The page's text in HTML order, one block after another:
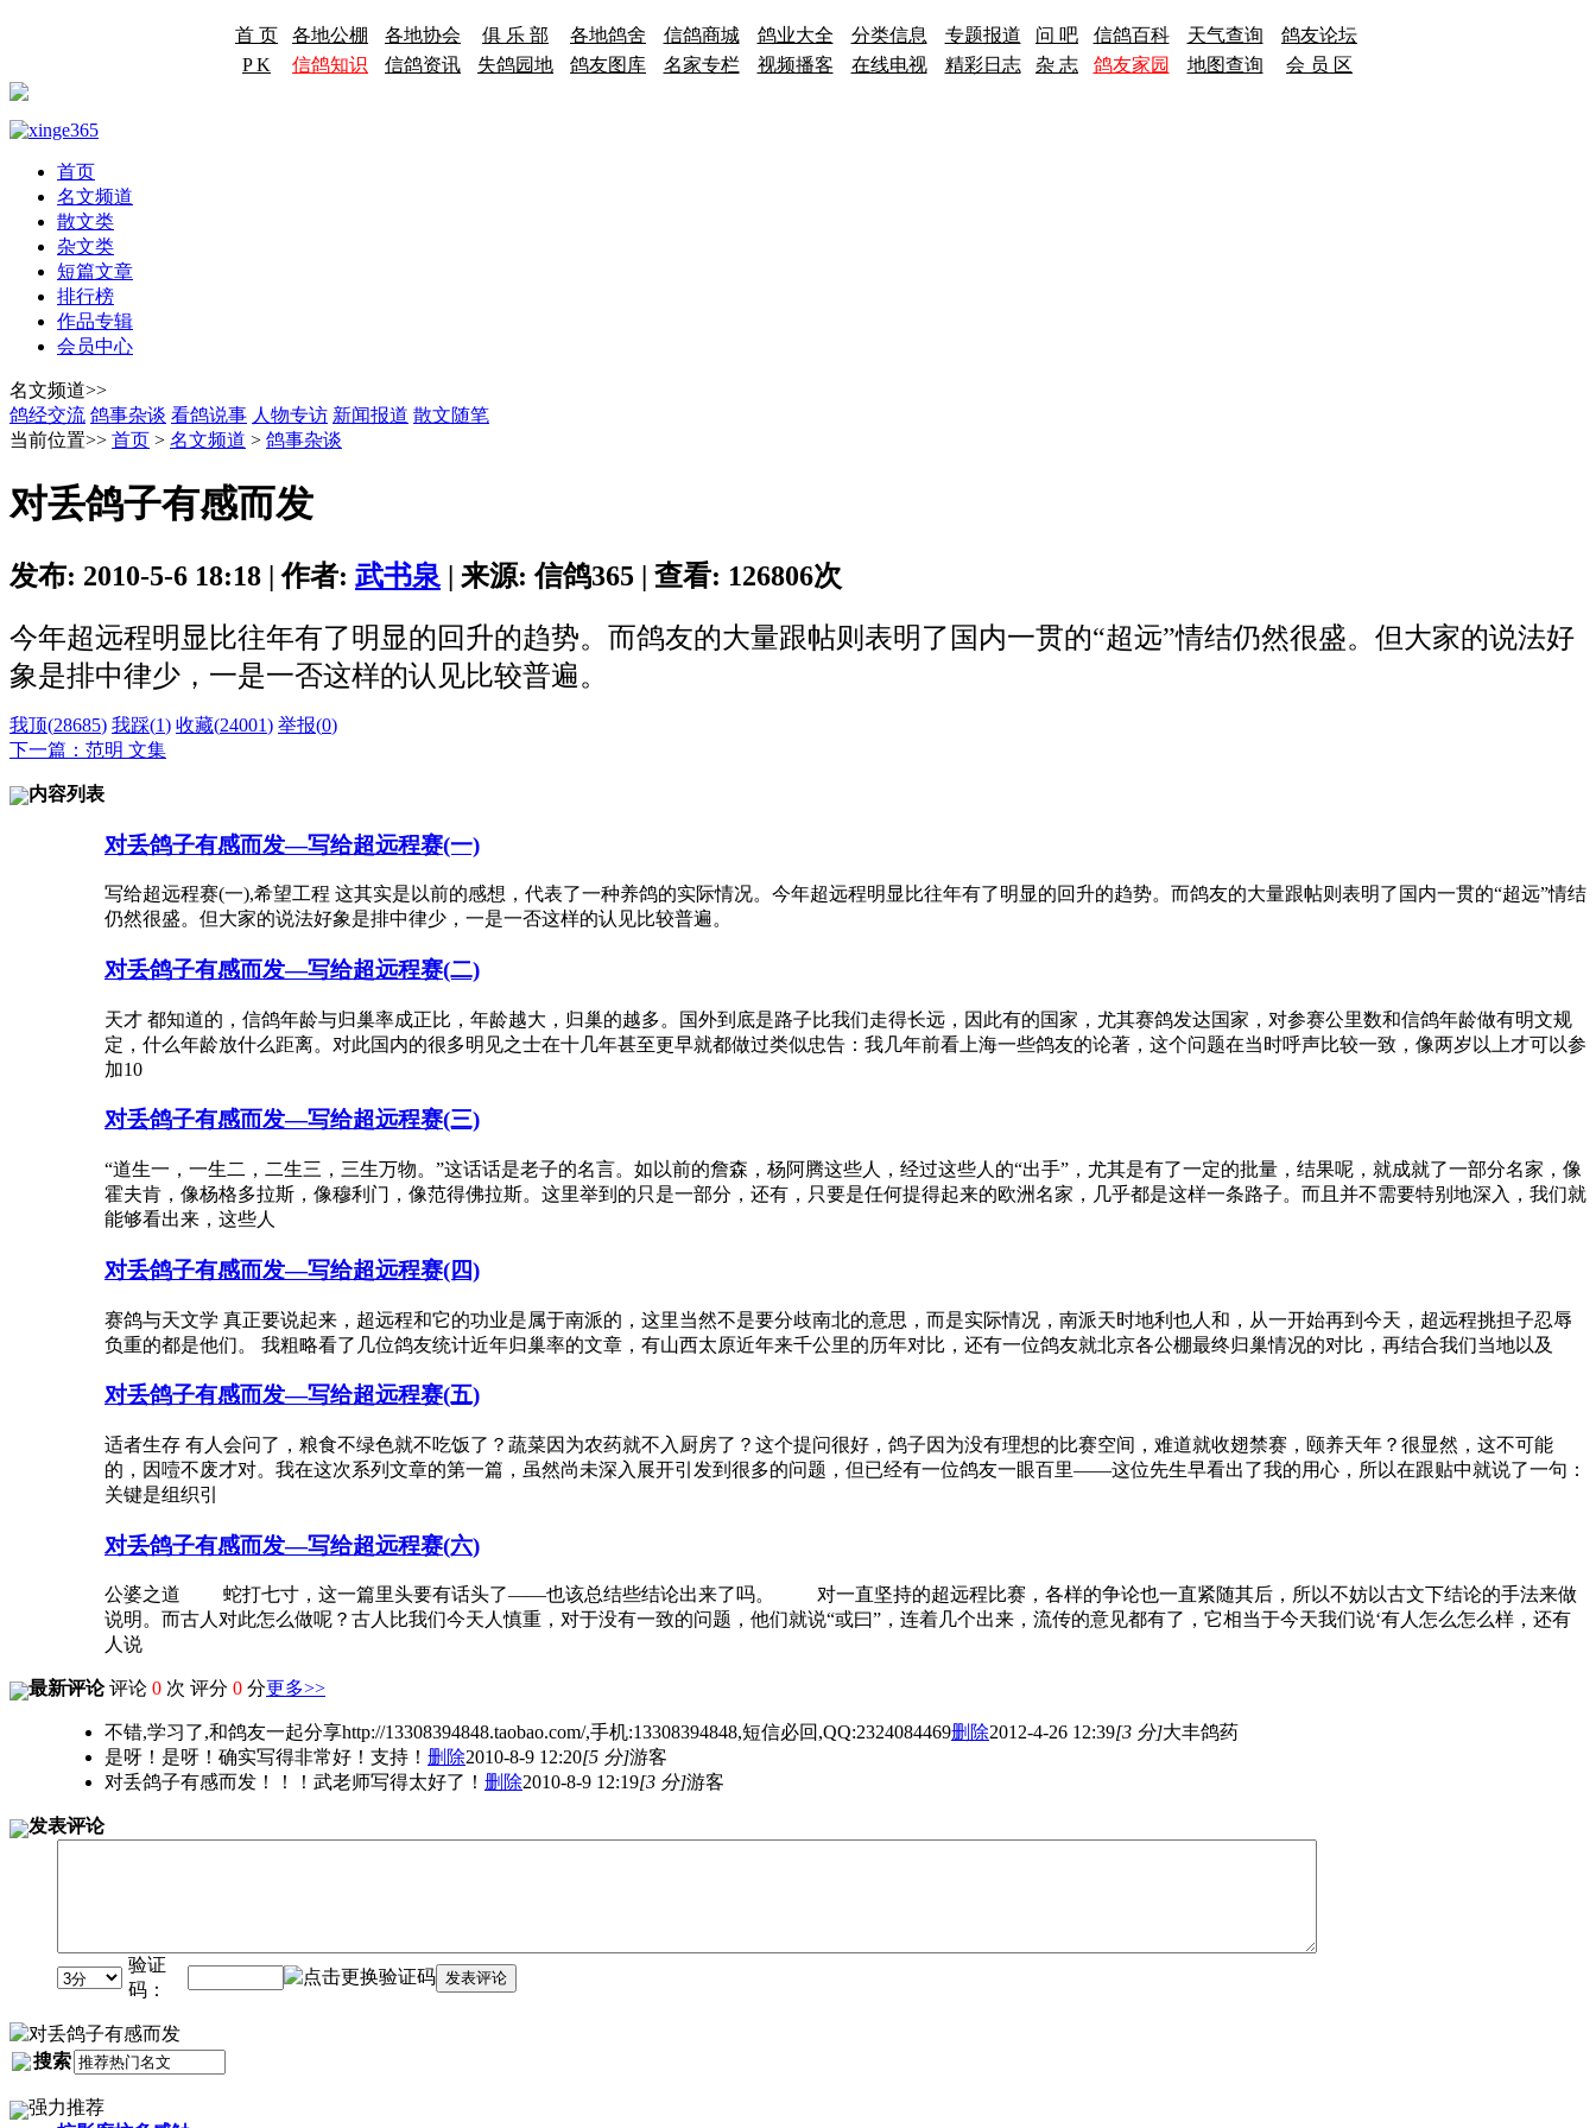
首 页 各地公棚 各地协会 俱 乐 部 各地鸽舍 信鸽商城 鸽业大全 分类信息 专题报道 问 吧 信鸽百科 天气查询
鸽友论坛
P K
信鸽知识 信鸽资讯 失鸽园地 鸽友图库 名家专栏 视频播客 在线电视 精彩日志 杂 志 鸽友家园 地图查询 会 员 区
首页
名文频道
散文类
杂文类
短篇文章
排行榜
作品专辑
会员中心
名文频道>>
鸽经交流 鸽事杂谈 看鸽说事 人物专访 新闻报道 散文随笔
当前位置>> 首页 > 名文频道 > 鸽事杂谈
对丢鸽子有感而发
发布: 2010-5-6 18:18 | 作者: 武书泉 | 来源: 信鸽365 | 查看: 126806次
今年超远程明显比往年有了明显的回升的趋势。而鸽友的大量跟帖则表明了国内一贯的“超远”情结仍然很盛。但大家的说法好
象是排中律少，一是一否这样的认见比较普遍。
我顶(28685) 我踩(1) 收藏(24001) 举报(0)
下一篇：范明 文集
内容列表
对丢鸽子有感而发—写给超远程赛(一)
写给超远程赛(一),希望工程 这其实是以前的感想，代表了一种养鸽的实际情况。今年超远程明显比往年有了明显的回升的趋势。而鸽友的大量跟帖则表明了国内一贯的“超远”情结
仍然很盛。但大家的说法好象是排中律少，一是一否这样的认见比较普遍。
对丢鸽子有感而发—写给超远程赛(二)
天才 都知道的，信鸽年龄与归巢率成正比，年龄越大，归巢的越多。国外到底是路子比我们走得长远，因此有的国家，尤其赛鸽发达国家，对参赛公里数和信鸽年龄做有明文规
定，什么年龄放什么距离。对此国内的很多明见之士在十几年甚至更早就都做过类似忠告：我几年前看上海一些鸽友的论著，这个问题在当时呼声比较一致，像两岁以上才可以参
加10
对丢鸽子有感而发—写给超远程赛(三)
“道生一，一生二，二生三，三生万物。”这话话是老子的名言。如以前的詹森，杨阿腾这些人，经过这些人的“出手”，尤其是有了一定的批量，结果呢，就成就了一部分名家，像
霍夫肯，像杨格多拉斯，像穆利门，像范得佛拉斯。这里举到的只是一部分，还有，只要是任何提得起来的欧洲名家，几乎都是这样一条路子。而且并不需要特别地深入，我们就
能够看出来，这些人
对丢鸽子有感而发—写给超远程赛(四)
赛鸽与天文学 真正要说起来，超远程和它的功业是属于南派的，这里当然不是要分歧南北的意思，而是实际情况，南派天时地利也人和，从一开始再到今天，超远程挑担子忍辱
负重的都是他们。 我粗略看了几位鸽友统计近年归巢率的文章，有山西太原近年来千公里的历年对比，还有一位鸽友就北京各公棚最终归巢情况的对比，再结合我们当地以及
对丢鸽子有感而发—写给超远程赛(五)
适者生存 有人会问了，粮食不绿色就不吃饭了？蔬菜因为农药就不入厨房了？这个提问很好，鸽子因为没有理想的比赛空间，难道就收翅禁赛，颐养天年？很显然，这不可能
的，因噎不废才对。我在这次系列文章的第一篇，虽然尚未深入展开引发到很多的问题，但已经有一位鸽友一眼百里——这位先生早看出了我的用心，所以在跟贴中就说了一句：
关键是组织引
对丢鸽子有感而发—写给超远程赛(六)
公婆之道 蛇打七寸，这一篇里头要有话头了——也该总结些结论出来了吗。 对一直坚持的超远程比赛，各样的争论也一直紧随其后，所以不妨以古文下结论的手法来做
说明。而古人对此怎么做呢？古人比我们今天人慎重，对于没有一致的问题，他们就说“或曰”，连着几个出来，流传的意见都有了，它相当于今天我们说‘有人怎么怎么样，还有
人说
最新评论评论 0 次 评分 0 分更多>>
不错,学习了,和鸽友一起分享http://13308394848.taobao.com/,手机:13308394848,短信必回,QQ:2324084469删除2012-4-26 12:39[3 分]大丰鸽药
是呀！是呀！确实写得非常好！支持！ 删除2010-8-9 12:20[5 分]游客
对丢鸽子有感而发！！！武老师写得太好了！ 删除2010-8-9 12:19[3 分]游客
发表评论
验证
码：
发表评论
搜索
强力推荐